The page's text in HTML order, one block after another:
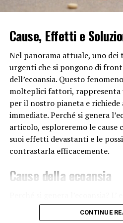
Alcuni studi indicano anche
svolgere un ruolo nella
gestione dello stress. Le
l’opportunità di sognare e di
immaginari durante il sonno
resilienti e adattabili nelle loro
Inoltre, i sogni possono anche
fattori esterni ed interni, come
farmaci e gli eventi traumatici.
modulare il contenuto e
aspetti biologici, psicologici ed
Cause, Effetti e
Nel panorama attuale, uno
urgenti che si pongono di
dell’ecoansia. Questo
molteplici fattori, rappresenta
per il nostro pianeta e richiede
immediate. Perché si genera
articolo, esploreremo le cause
suoi effetti devastanti e le
contrastarla efficacemente.
Cause della ecoansia
una serie di comportamenti
industriali che mettono a
CONTINUE